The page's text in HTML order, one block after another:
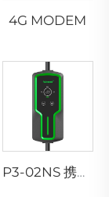
4G MODEM
P3-02NS 携帯用EV充電器